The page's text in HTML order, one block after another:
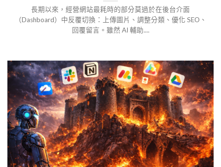
長期以來，經營網站最耗時的部分莫過於在後台介面
（Dashboard）中反覆切換：上傳圖片、調整分類、優化 SEO、
回覆留言。雖然 AI 輔助....